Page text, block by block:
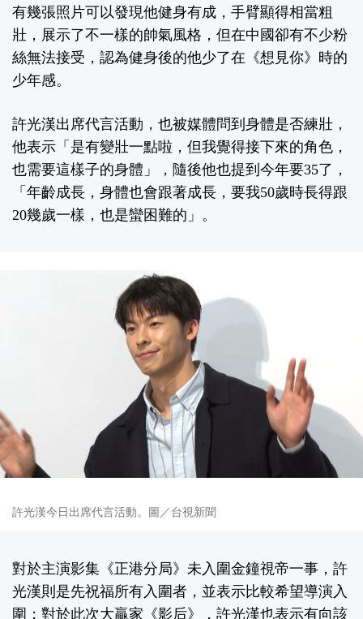
有幾張照片可以發現他健身有成，手臂顯得相當粗
壯，展示了不一樣的帥氣風格，但在中國卻有不少粉
絲無法接受，認為健身後的他少了在《想見你》時的
少年感。
許光漢出席代言活動，也被媒體問到身體是否練壯，
他表示「是有變壯一點啦，但我覺得接下來的角色，
也需要這樣子的身體」，隨後他也提到今年要35了，
「年齡成長，身體也會跟著成長，要我50歲時長得跟
20幾歲一樣，也是蠻困難的」。
許光漢今日出席代言活動。圖／台視新聞
對於主演影集《正港分局》未入圍金鐘視帝一事，許
光漢則是先祝福所有入圍者，並表示比較希望導演入
圍；對於此次大贏家《影后》，許光漢也表示有向該